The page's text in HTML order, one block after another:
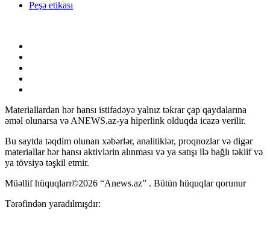
Peşə etikası
Materiallardan hər hansı istifadəyə yalnız təkrar çap qaydalarına
əməl olunarsa və ANEWS.az-ya hiperlink olduqda icazə verilir.
Bu saytda təqdim olunan xəbərlər, analitiklər, proqnozlar və digər
materiallar hər hansı aktivlərin alınması və ya satışı ilə bağlı təklif və
ya tövsiyə təşkil etmir.
Müəllif hüquqları©2026 “Anews.az” . Bütün hüquqlar qorunur
Tərəfindən yaradılmışdır: